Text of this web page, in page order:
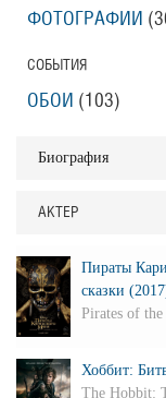
ФОТОГРАФИИ
СОБЫТИЯ
ОБОИ (103)
Биография
АКТЕР
Пираты
сказки
Pirates of
Хоббит:
The Hobbit: